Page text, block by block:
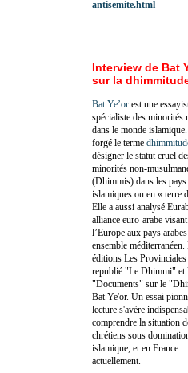
antisemite.html
Interview de Bat
sur la
Bat Ye’or est une
spécialiste des minorités
dans le monde
forgé le terme
désigner le statut cruel
minorités non-
(Dhimmis) dans les pays
islamiques ou en « terre
Elle a aussi analysé
alliance euro-arabe
l’Europe aux pays
ensemble méditerranéen.
éditions Les
republié "Le Dhimmi" et
"Documents" sur le
Bat Ye'or. Un essai
lecture s'avère
comprendre la situation
chrétiens sous
islamique, et en France
actuellement.